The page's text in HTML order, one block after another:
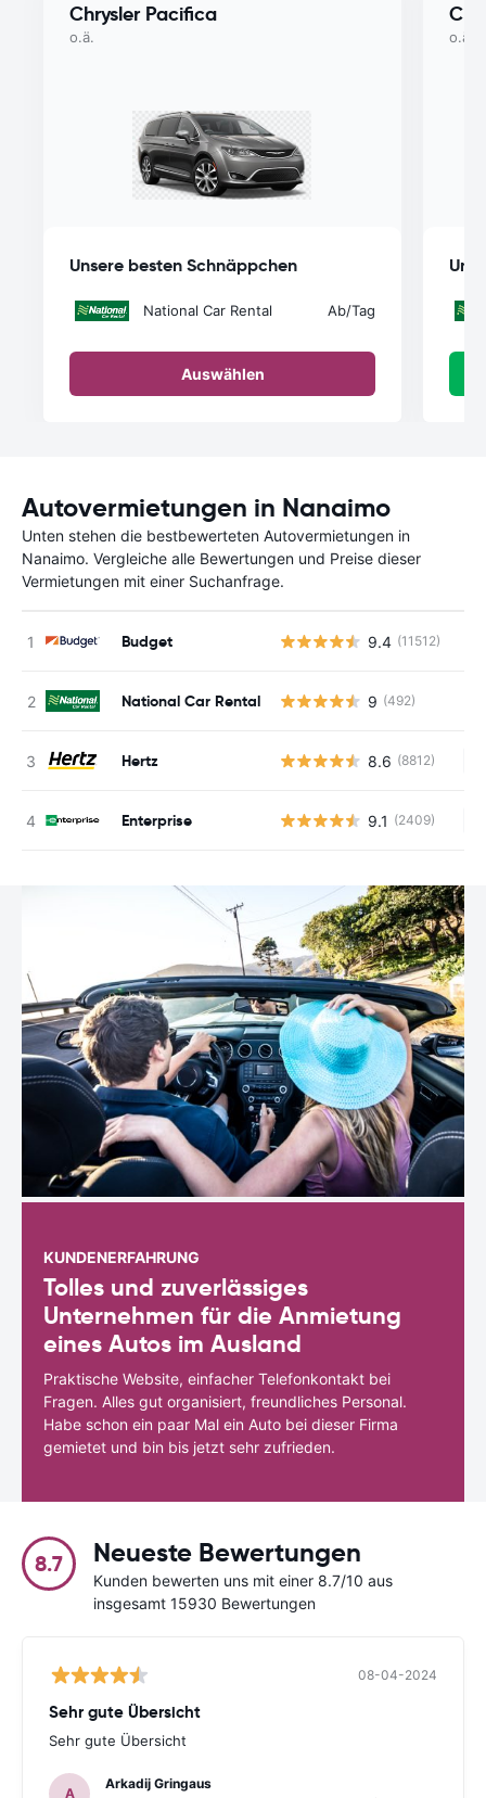
Chrysler Pacifica
o.ä.
Unsere besten Schnäppchen
National Car Rental Ab/Tag
Auswählen
o.ä.
Autovermietungen in Nanaimo
Unten stehen die bestbewerteten Autovermietungen in
Nanaimo. Vergleiche alle Bewertungen und Preise dieser
Vermietungen mit einer Suchanfrage.
Budget 9.4 (11512)
National Car Rental 9 (492)
Hertz 8.6 (8812)
Enterprise 9.1 (2409)
KUNDENERFAHRUNG
Tolles und zuverlässiges
Unternehmen für die Anmietung
eines Autos im Ausland
Praktische Website, einfacher Telefonkontakt bei
Fragen. Alles gut organisiert, freundliches Personal.
Habe schon ein paar Mal ein Auto bei dieser Firma
gemietet und bin bis jetzt sehr zufrieden.
8.7 Neueste Bewertungen
Kunden bewerten uns mit einer 8.7/10 aus
insgesamt 15930 Bewertungen
08-04-2024
Sehr gute Übersicht
Sehr gute Übersicht
A
Arkadij Gringaus